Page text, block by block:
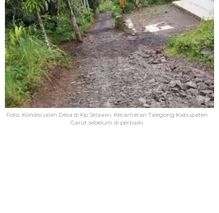
Foto: Kondisi jalan Desa di Kp Selaawi, Kecamatan Talegong Kabupaten
Garut sebelum di perbaiki.